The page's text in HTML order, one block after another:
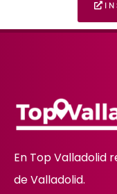
En Top Valladolid
de Valladolid.